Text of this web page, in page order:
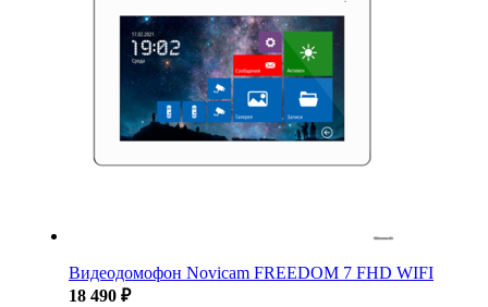
Видеодомофон Novicam FREEDOM 7 FHD WIFI
18 490 ₽